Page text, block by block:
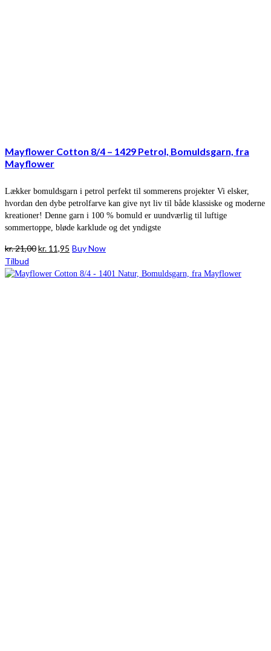
Mayflower Cotton 8/4 – 1429 Petrol, Bomuldsgarn, fra
Mayflower
Lækker bomuldsgarn i petrol perfekt til sommerens projekter Vi elsker,
hvordan den dybe petrolfarve kan give nyt liv til både klassiske og moderne
kreationer! Denne garn i 100 % bomuld er uundværlig til luftige
sommertoppe, bløde karklude og det yndigste
kr.21,00Den
pris
kr. 11,95 Den
pris
Buy Now
Tilbud